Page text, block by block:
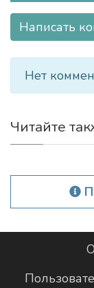
Написать
Нет
Читайте